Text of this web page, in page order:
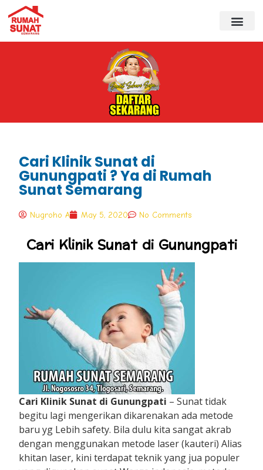
Cari Klinik Sunat di
Gunungpati ? Ya di Rumah
Sunat Semarang
Nugroho A May 5, 2020 No Comments
Cari Klinik Sunat di Gunungpati
Cari Klinik Sunat di Gunungpati – Sunat tidak
begitu lagi mengerikan dikarenakan ada metode
baru yg Lebih safety. Bila dulu kita sangat akrab
dengan menggunakan metode laser (kauteri) Alias
khitan laser, kini terdapat teknik yang jua populer